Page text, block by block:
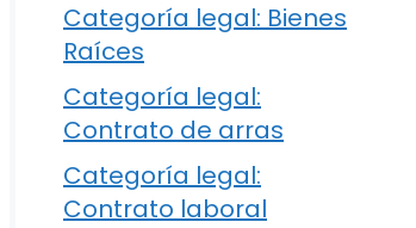
Categoría legal: Bienes
Raíces
Categoría legal:
Contrato de arras
Categoría legal:
Contrato laboral